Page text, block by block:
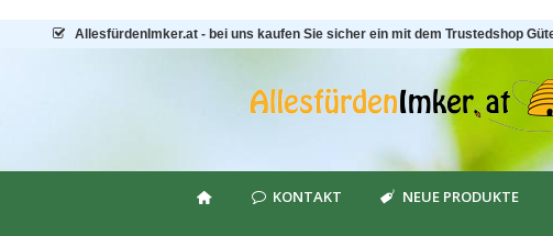
AllesfürdenImker.at - bei uns kaufen Sie sicher ein mit dem Trustedshop
KONTAKT NEUE PRODUKTE